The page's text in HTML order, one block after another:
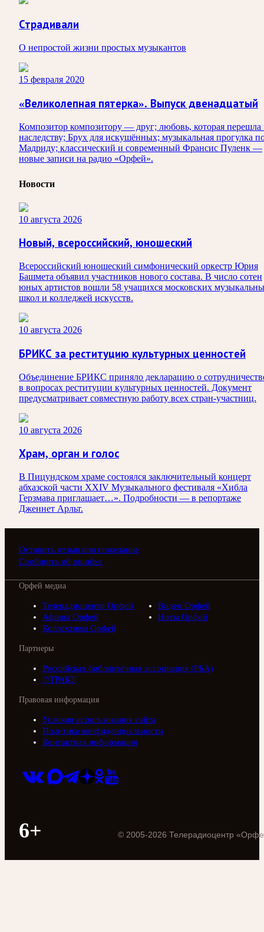
Страдивали
О непростой жизни простых музыкантов
15 февраля 2020
«Великолепная пятерка». Выпуск двенадцатый
Композитор композитору — друг; любовь, которая перешла
наследству; Брух для искушённых; музыкальная прогулка
Мадриду; классический и современный Франсис Пуленк —
новые записи на радио «Орфей».
Новости
10 августа 2026
Новый, всероссийский, юношеский
Всероссийский юношеский симфонический оркестр Юрия
Башмета объявил участников нового состава. В число сотен
юных артистов вошли 58 учащихся московских
школ и колледжей искусств.
10 августа 2026
БРИКС за реституцию культурных ценностей
Объединение БРИКС приняло декларацию о
в вопросах реституции культурных ценностей. Документ
предусматривает совместную работу всех стран-участниц.
10 августа 2026
Храм, орган и голос
В Пицундском храме состоялся заключительный концерт
абхазской части XXIV Музыкального фестиваля «Хибла
Герзмава приглашает…». Подробности — в репортаже
Дженнет Арльт.
Оставить отзыв или пожелание
Сообщить об ошибке
Орфей медиа
Телерадиоцентр Орфей
Видео Орфей
Афиша Орфей
Ноты Орфей
Коллективы Орфей
Партнеры
Российская библиотечная ассоциация (РБА)
///ТРАКТ
Правовая информация
Условия использования сайта
Политика конфиденциальности
Контактная информация
6+ © 2005-2026 Телерадиоцентр